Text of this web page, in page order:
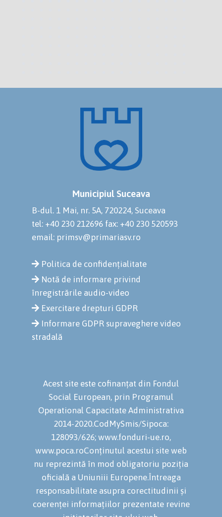
Municipiul Suceava
B-dul. 1 Mai, nr. 5A, 720224, Suceava
tel: +40 230 212696 fax: +40 230 520593
email: primsv@primariasv.ro
Politica de confidențialitate
Notă de informare privind
înregistrările audio-video
Exercitare drepturi GDPR
Informare GDPR supraveghere video
stradală
Acest site este cofinanțat din Fondul
Social European, prin Programul
Operational Capacitate Administrativa
2014-2020.CodMySmis/Sipoca:
128093/626; www.fonduri-ue.ro,
www.poca.roConținutul acestui site web
nu reprezintă în mod obligatoriu poziția
oficială a Uniuniii Europene.Întreaga
responsabilitate asupra corectitudinii și
coerenței informațiilor prezentate revine